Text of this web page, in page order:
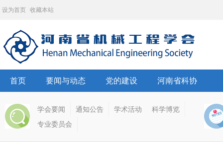
设为首页 收藏本站
首页 要闻与动态 党的建设 河南省科协
学会要闻 通知公告 学术活动
科学博览
专业委员会